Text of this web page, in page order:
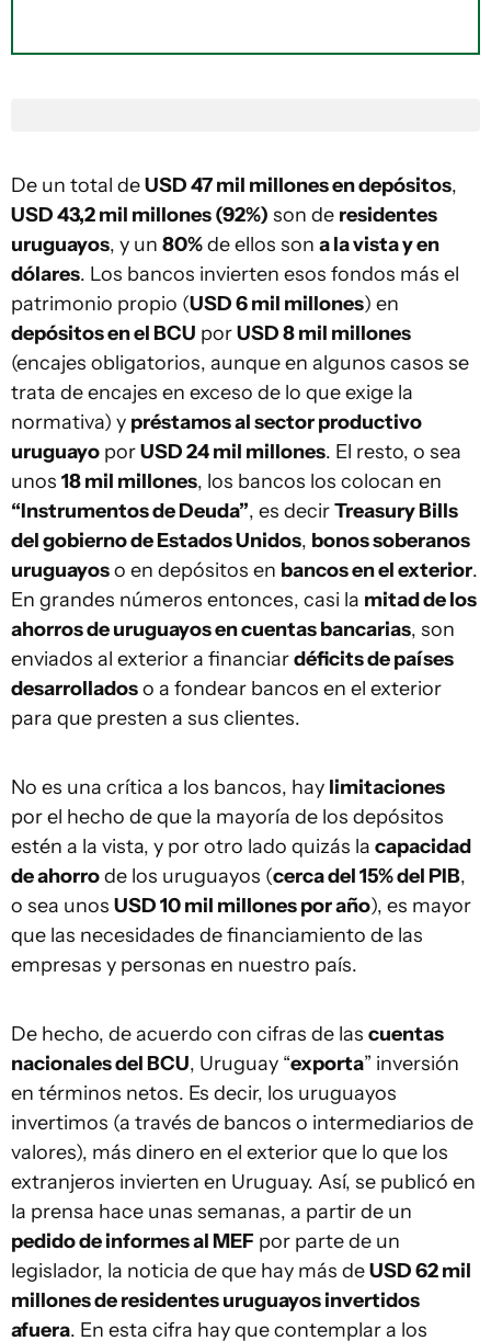
De un total deUSD 47 mil millones en depósitos,
USD 43,2 mil millones (92%) son de residentes
uruguayos, y un 80%de ellos son a la vista y en
dólares. Los bancos invierten esos fondos más el
patrimonio propio (USD 6 mil millones) en
depósitos en el BCU porUSD 8 mil millones
(encajes obligatorios, aunque en algunos casos se
trata de encajes en exceso de lo que exige la
normativa) y préstamos al sector productivo
uruguayo porUSD 24 mil millones. El resto, o sea
unos 18 mil millones, los bancos los colocan en
“Instrumentos de Deuda”, es decirTreasury Bills
del gobierno de Estados Unidos, bonos soberanos
uruguayoso en depósitos en bancos en el exterior.
En grandes números entonces, casi la mitad de los
ahorros de uruguayos en cuentas bancarias, son
enviados al exterior a financiardéficits de países
desarrolladoso a fondear bancos en el exterior
para que presten a sus clientes.
No es una crítica a los bancos, hay limitaciones
por el hecho de que la mayoría de los depósitos
estén a la vista, y por otro lado quizás la capacidad
de ahorrode los uruguayos (cerca del 15% del PIB,
o sea unos USD 10 mil millones por año), es mayor
que las necesidades de financiamiento de las
empresas y personas en nuestro país.
De hecho, de acuerdo con cifras de las cuentas
nacionales del BCU, Uruguay “exporta” inversión
en términos netos. Es decir, los uruguayos
invertimos (a través de bancos o intermediarios de
valores), más dinero en el exterior que lo que los
extranjeros invierten en Uruguay. Así, se publicó en
la prensa hace unas semanas, a partir de un
pedido de informes al MEF por parte de un
legislador, la noticia de que hay más deUSD 62 mil
millones de residentes uruguayos invertidos
afuera. En esta cifra hay que contemplar a los